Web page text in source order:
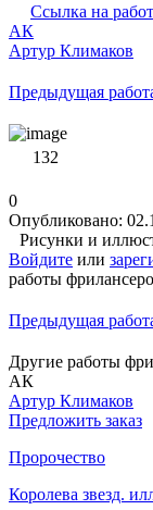
Ссылка на
АК
Артур Климаков
Предыдущая
132
0
Опубликовано:
Рисунки и
Войдите или
работы
Предыдущая
Другие работы
АК
Артур Климаков
Предложить заказ
Пророчество
Королева звезд.